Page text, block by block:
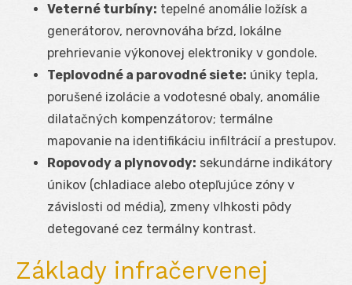
Veterné turbíny: tepelné anomálie ložísk a
generátorov, nerovnováha bŕzd, lokálne
prehrievanie výkonovej elektroniky v gondole.
Teplovodné a parovodné siete: úniky tepla,
porušené izolácie a vodotesné obaly, anomálie
dilatačných kompenzátorov; termálne
mapovanie na identifikáciu infiltrácií a prestupov.
Ropovody a plynovody: sekundárne indikátory
únikov (chladiace alebo otepľujúce zóny v
závislosti od média), zmeny vlhkosti pôdy
detegované cez termálny kontrast.
Základy infračervenej